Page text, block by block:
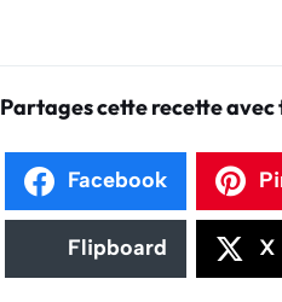
Partages cette recette avec
Facebook
Flipboard X